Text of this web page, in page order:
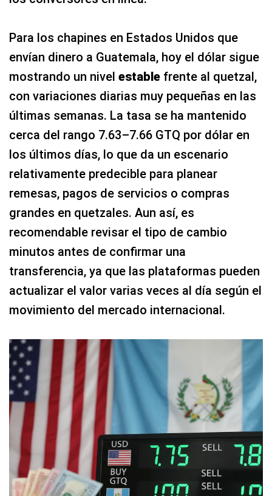
Para los chapines en Estados Unidos que
envían dinero a Guatemala, hoy el dólar sigue
mostrando un nivel estable frente al quetzal,
con variaciones diarias muy pequeñas en las
últimas semanas. La tasa se ha mantenido
cerca del rango 7.63–7.66 GTQ por dólar en
los últimos días, lo que da un escenario
relativamente predecible para planear
remesas, pagos de servicios o compras
grandes en quetzales. Aun así, es
recomendable revisar el tipo de cambio
minutos antes de confirmar una
transferencia, ya que las plataformas pueden
actualizar el valor varias veces al día según el
movimiento del mercado internacional.